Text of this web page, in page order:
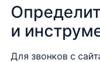
и
Для звонков с